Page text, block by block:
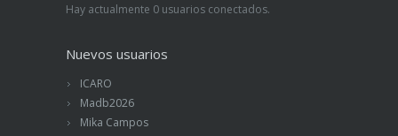
Hay actualmente 0 usuarios conectados.
Nuevos usuarios
ICARO
Madb2026
Mika Campos